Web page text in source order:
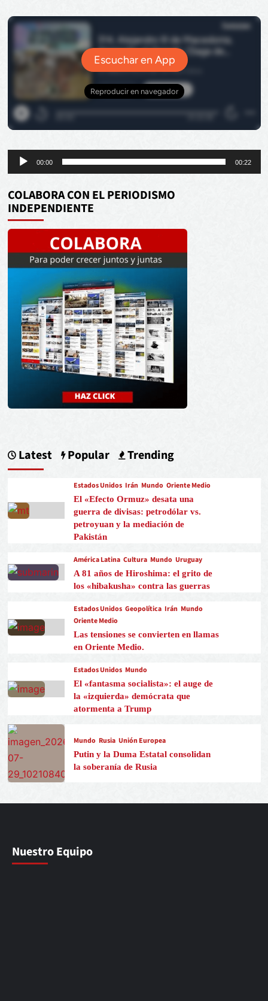
Reproductor
de
audio
00:00 00:22
COLABORA CON EL PERIODISMO
INDEPENDIENTE
Latest Popular Trending
Estados Unidos Irán Mundo Oriente Medio
El «Efecto Ormuz» desata una
guerra de divisas: petrodólar vs.
petroyuan y la mediación de
Pakistán
América Latina Cultura Mundo Uruguay
A 81 años de Hiroshima: el grito de
los «hibakusha» contra las guerras
Estados Unidos Geopolítica Irán Mundo
Oriente Medio
Las tensiones se convierten en llamas
en Oriente Medio.
Estados Unidos Mundo
El «fantasma socialista»: el auge de
la «izquierda» demócrata que
atormenta a Trump
Mundo Rusia Unión Europea
Putin y la Duma Estatal consolidan
la soberanía de Rusia
Nuestro Equipo